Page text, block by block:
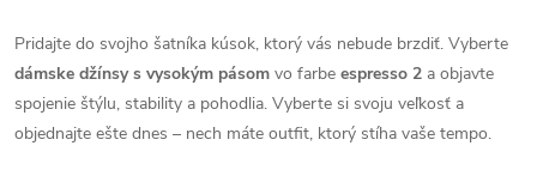
Pridajte do svojho šatníka kúsok, ktorý vás nebude brzdiť. Vyberte
dámske džínsy s vysokým pásom vo farbe espresso 2 a objavte
spojenie štýlu, stability a pohodlia. Vyberte si svoju veľkosť a
objednajte ešte dnes – nech máte outfit, ktorý stíha vaše tempo.